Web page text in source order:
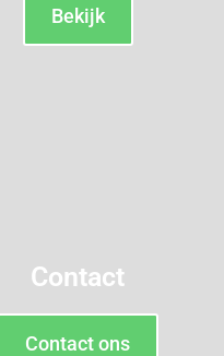
Bekijk
Contact
Contact ons